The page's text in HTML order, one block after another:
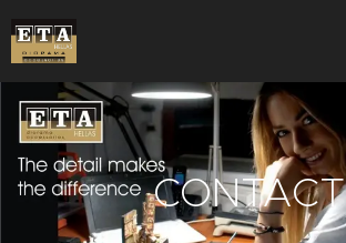
CONTACT